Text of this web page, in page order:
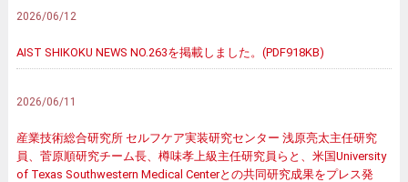
2026/06/12
AIST SHIKOKU NEWS NO.263を掲載しました。(PDF918KB)
2026/06/11
産業技術総合研究所 セルフケア実装研究センター 浅原亮太主任研究
員、菅原順研究チーム長、樽味孝上級主任研究員らと、米国University
of Texas Southwestern Medical Centerとの共同研究成果をプレス発